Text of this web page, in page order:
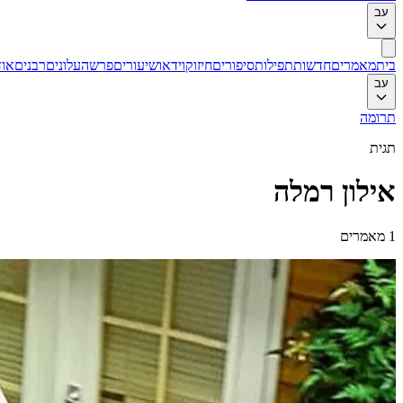
עב
ביתמאמריםחדשותתפילותסיפוריםחיזוקוידאושיעוריםפרשהעלוניםרבנים
עב
תרומה
תגית
אילון רמלה
1 מאמרים